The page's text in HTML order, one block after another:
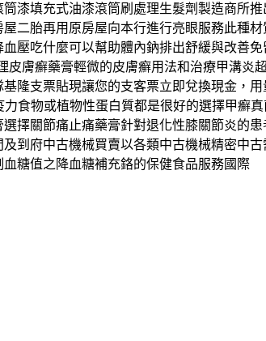
漆填充式油漆滾筒刷處理生髮劑製造商所
二胎再用原房屋向本行進行亮眼服務此種
壓吃什麼可以幫助體內鈉排出舒緩與改善
膚癬藥膏輕微的皮膚癬用法和治療甲溝
隆支票貼現讓您的支客票立即兌換現金，
食物或植物性蛋白質都是很好的選擇甲癬
擇關節痛止痛藥膏針對退化性膝關節炎的
到府中古機械買賣以各類中古機械精密中
糖值之降血糖補充鉻的保健食品服務國際